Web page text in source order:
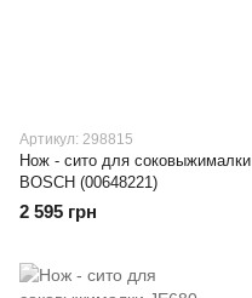
Артикул: 298815
Нож - сито для соковыжималки
BOSCH (00648221)
2 595 грн